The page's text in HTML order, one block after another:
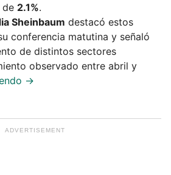
de 2.1%.
Sheinbaum destacó estos
conferencia matutina y señaló
de distintos sectores
observado entre abril y